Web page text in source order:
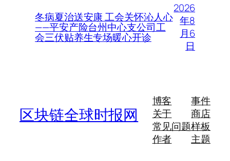
冬病夏治送安康 工会关怀沁人心
——平安产险台州中心支公司工
会三伏贴养生专场暖心开诊
2026
年8
月6
日
区块链全球时报网
博客
关于
常见问题
作者
事件
商店
样板
主题